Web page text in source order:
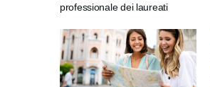
professionale dei laureati